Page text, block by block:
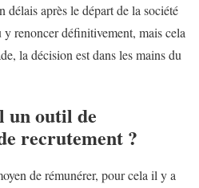
délais après le départ de la société
renoncer définitivement, mais cela
la décision est dans les mains du
un outil de
recrutement ?
de rémunérer, pour cela il y a